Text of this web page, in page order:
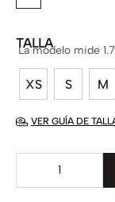
TALLA
XS S M
La modelo mide
VER GUÍA DE